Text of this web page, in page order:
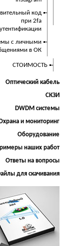
код
при 2fa
с личными
в ОК
СТОИМОСТЬ
Оптический кабель
СКЗИ
DWDM системы
и мониторинг
Оборудование
наших работ
Ответы на вопросы
для скачивания